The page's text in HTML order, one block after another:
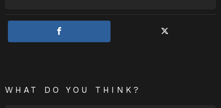
WHAT DO YOU THINK?